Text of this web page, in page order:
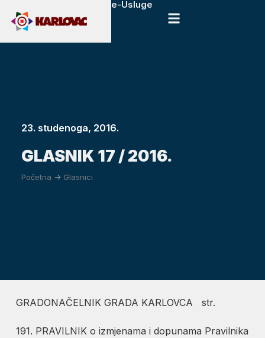
e-Usluge
23. studenoga, 2016.
GLASNIK 17 / 2016.
Početna -> Glasnici
GRADONAČELNIK GRADA KARLOVCA str.
191. PRAVILNIK o izmjenama i dopunama Pravilnika